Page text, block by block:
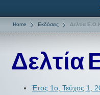
Home Εκδόσεις Δελτία
Δελτία
Έτος 1ο, Τεύχος 1,